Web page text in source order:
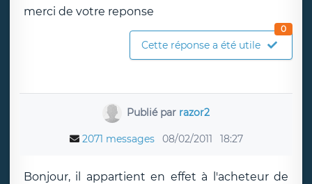
merci de votre reponse
Cette réponse a été utile
0
Publié par razor2
2071 messages 08/02/2011 18:27
Bonjour, il appartient en effet à l'acheteur de